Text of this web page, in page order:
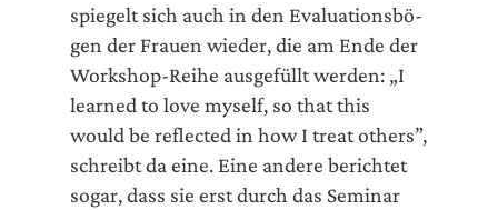
spie­gelt sich auch in den Eva­lua­ti­ons­bö­
gen der Frau­en wie­der, die am Ende der
Work­shop-Rei­he aus­ge­füllt wer­den: „I
lear­ned to love mys­elf, so that this
would be reflec­ted in how I tre­at others”,
schreibt da eine. Eine ande­re berich­tet
sogar, dass sie erst durch das Semi­nar